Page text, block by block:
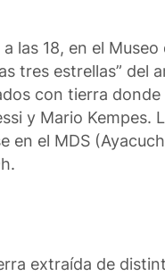
las 18, en el
tres estrellas”
con tierra
y Mario
en el MDS
extraída de